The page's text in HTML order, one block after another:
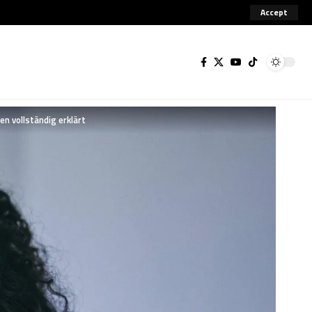
Accept
vollständig erklärt